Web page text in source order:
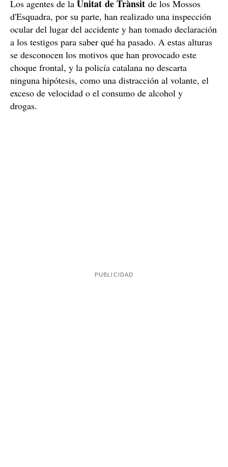
Los agentes de la Unitat de Trànsit de los Mossos
d'Esquadra, por su parte, han realizado una inspección
ocular del lugar del accidente y han tomado declaración
a los testigos para saber qué ha pasado. A estas alturas
se desconocen los motivos que han provocado este
choque frontal, y la policía catalana no descarta
ninguna hipótesis, como una distracción al volante, el
exceso de velocidad o el consumo de alcohol y
drogas.